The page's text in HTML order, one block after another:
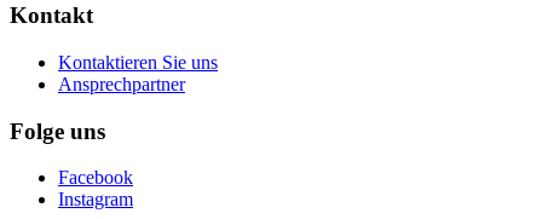
Kontakt
Kontaktieren Sie uns
Ansprechpartner
Folge uns
Facebook
Instagram